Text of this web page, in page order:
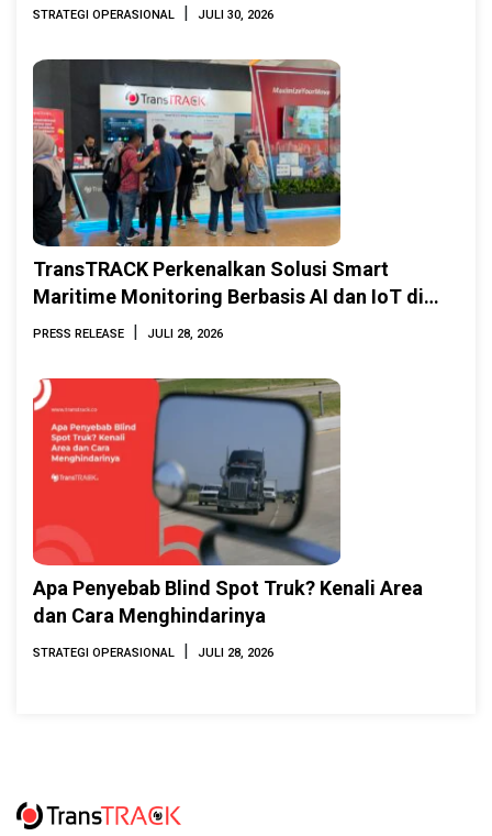
STRATEGI OPERASIONAL | JULI 30, 2026
TransTRACK Perkenalkan Solusi Smart
Maritime Monitoring Berbasis AI dan IoT di
INAMARINE 2026
PRESS RELEASE | JULI 28, 2026
Apa Penyebab Blind Spot Truk? Kenali Area
dan Cara Menghindarinya
STRATEGI OPERASIONAL | JULI 28, 2026